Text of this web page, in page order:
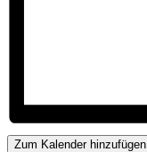
Zum Kalender hinzufügen